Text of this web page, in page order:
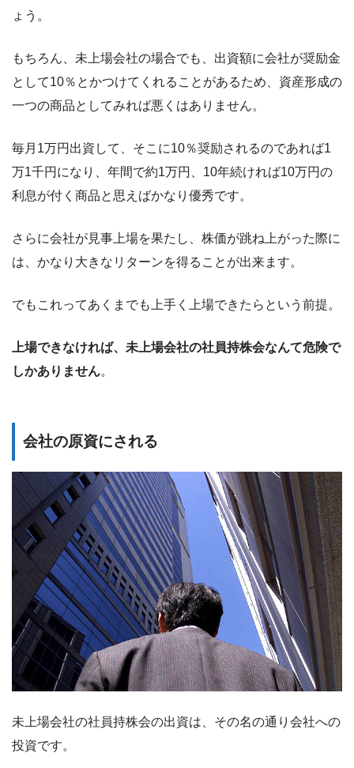
ょう。
もちろん、未上場会社の場合でも、出資額に会社が奨励金
として10％とかつけてくれることがあるため、資産形成の
一つの商品としてみれば悪くはありません。
毎月1万円出資して、そこに10％奨励されるのであれば1
万1千円になり、年間で約1万円、10年続ければ10万円の
利息が付く商品と思えばかなり優秀です。
さらに会社が見事上場を果たし、株価が跳ね上がった際に
は、かなり大きなリターンを得ることが出来ます。
でもこれってあくまでも上手く上場できたらという前提。
上場できなければ、未上場会社の社員持株会なんて危険で
しかありません。
会社の原資にされる
未上場会社の社員持株会の出資は、その名の通り会社への
投資です。